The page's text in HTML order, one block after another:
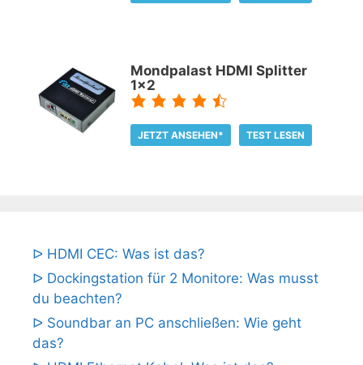
Mondpalast HDMI Splitter
1x2
JETZT ANSEHEN* TEST LESEN
ᐅ HDMI CEC: Was ist das?
ᐅ Dockingstation für 2 Monitore: Was musst
du beachten?
ᐅ Soundbar an PC anschließen: Wie geht
das?